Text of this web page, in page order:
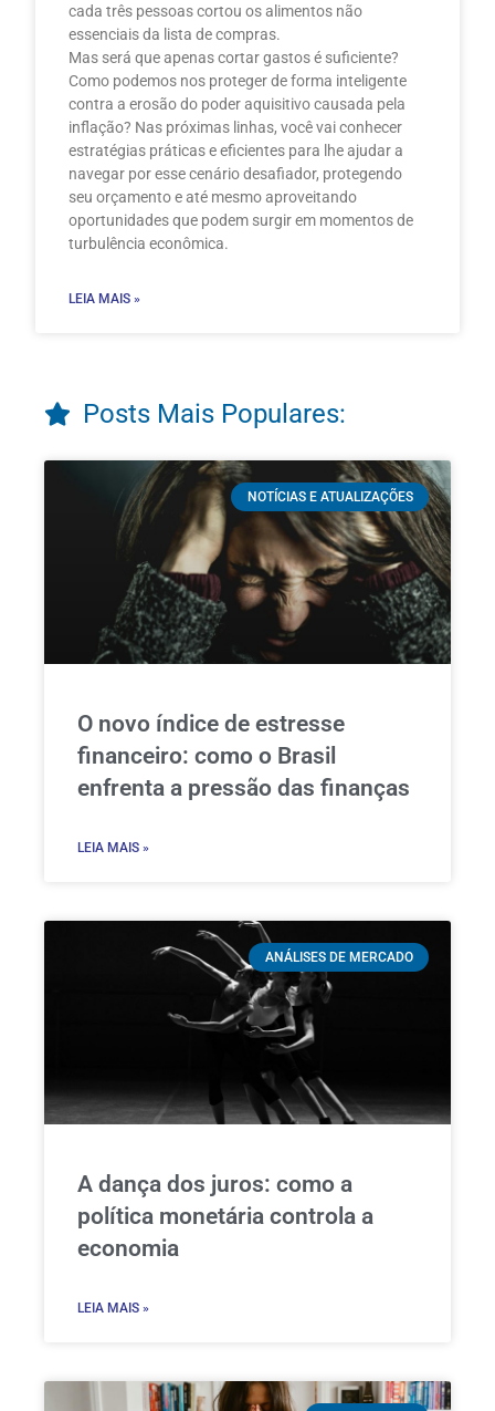
cada três pessoas cortou os alimentos não
essenciais da lista de compras.
Mas será que apenas cortar gastos é suficiente?
Como podemos nos proteger de forma inteligente
contra a erosão do poder aquisitivo causada pela
inflação? Nas próximas linhas, você vai conhecer
estratégias práticas e eficientes para lhe ajudar a
navegar por esse cenário desafiador, protegendo
seu orçamento e até mesmo aproveitando
oportunidades que podem surgir em momentos de
turbulência econômica.
LEIA MAIS »
Posts Mais Populares:
NOTÍCIAS E ATUALIZAÇÕES
O novo índice de estresse
financeiro: como o Brasil
enfrenta a pressão das finanças
LEIA MAIS »
ANÁLISES DE MERCADO
A dança dos juros: como a
política monetária controla a
economia
LEIA MAIS »